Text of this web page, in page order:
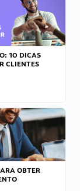
10 DICAS
CLIENTES
OBTER